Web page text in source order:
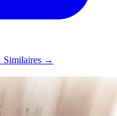
Similaires →